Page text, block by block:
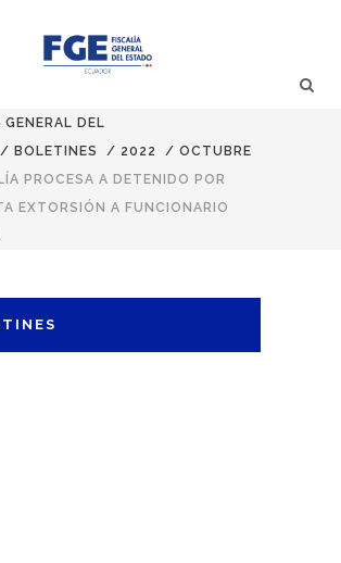
GENERAL DEL
/ BOLETINES / 2022 / OCTUBRE
PROCESA A DETENIDO POR
EXTORSIÓN A FUNCIONARIO